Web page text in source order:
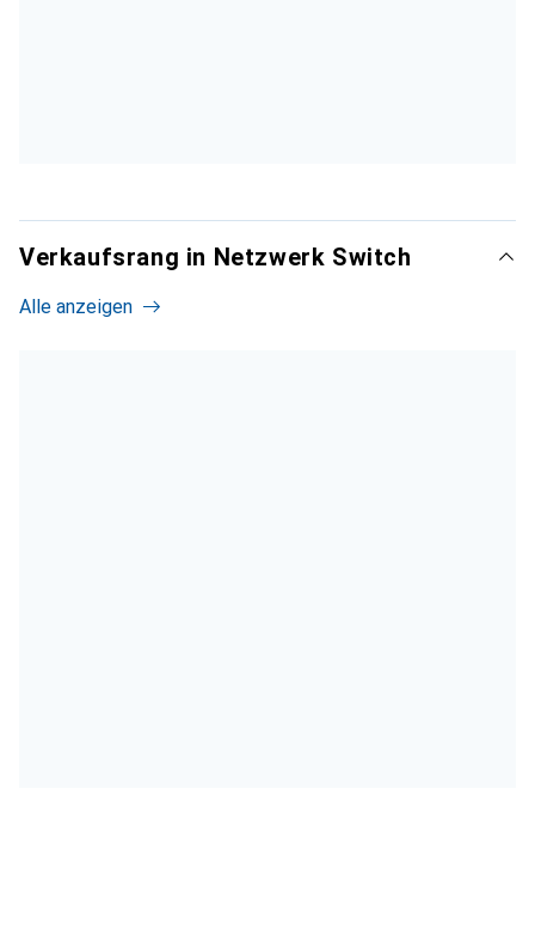
Verkaufsrang in Netzwerk Switch
Alle anzeigen